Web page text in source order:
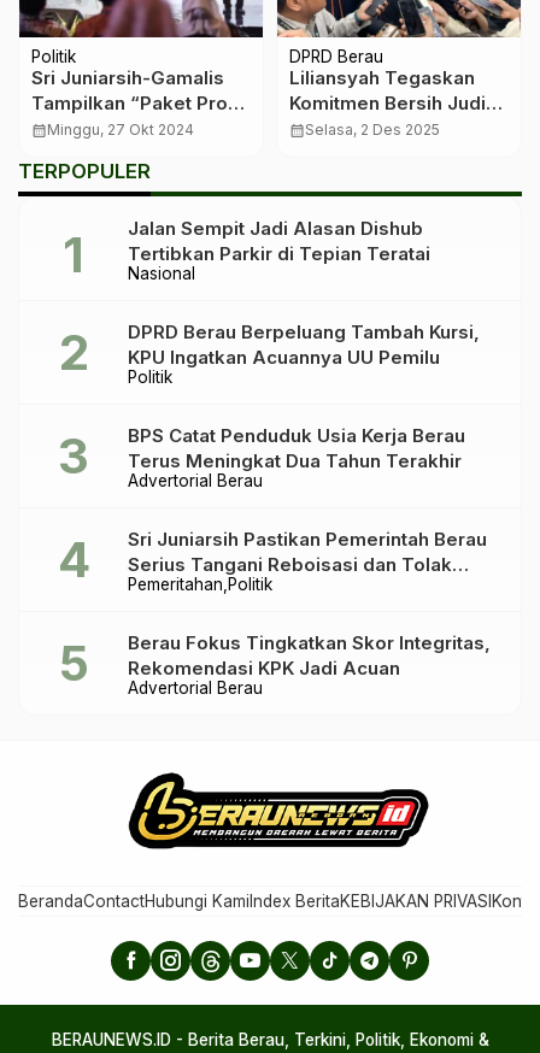
Politik
Sri Juniarsih-Gamalis
Tampilkan “Paket Pro
Max” Program
calendar_monthMinggu, 27 Okt 2024
DPRD Berau
Liliansyah Tegaskan
Komitmen Bersih Judi
Online: ASN Wajib Jadi
calendar_monthSelasa, 2 Des 2025
TERPOPULER
Nasional
Jalan Sempit Jadi Alasan Dishub
Tertibkan Parkir di Tepian Teratai
Politik
DPRD Berau Berpeluang Tambah Kursi,
KPU Ingatkan Acuannya UU Pemilu
Advertorial Berau
BPS Catat Penduduk Usia Kerja Berau
Terus Meningkat Dua Tahun Terakhir
Pemeritahan Politik
Sri Juniarsih Pastikan Pemerintah Berau
Serius Tangani Reboisasi dan Tolak
Praktik Ilegal
Advertorial Berau
Berau Fokus Tingkatkan Skor Integritas,
Rekomendasi KPK Jadi Acuan
BerandaContactHubungi Kami Index BeritaKEBIJAKAN PRIVASI
BERAUNEWS.ID - Berita Berau, Terkini, Politik, Ekonomi &